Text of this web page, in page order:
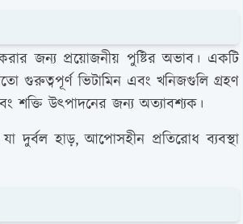
জন্য প্রয়োজনীয় পুষ্টির অভাব। একটি
গুরুত্বপূর্ণ ভিটামিন এবং খনিজগুলি গ্রহণ
শক্তি উৎপাদনের জন্য অত্যাবশ্যক।
দুর্বল হাড়, আপোসহীন প্রতিরোধ ব্যবস্থা